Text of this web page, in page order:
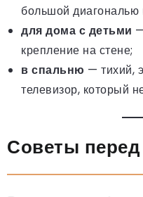
большой диагональю
для дома с детьми
крепление на стене;
в спальню — тихий,
телевизор, который
Советы перед